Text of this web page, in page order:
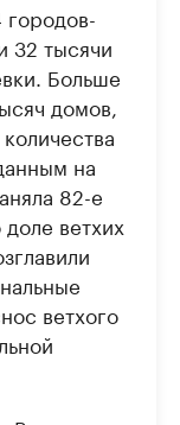
32 тысячи
Больше
домов,
на
82-е
ветхих
ветхого